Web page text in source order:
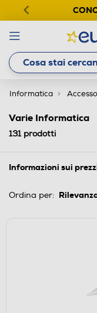
Informatica
Varie Informatica
131prodotti
Informazioni sui
Ordina per: